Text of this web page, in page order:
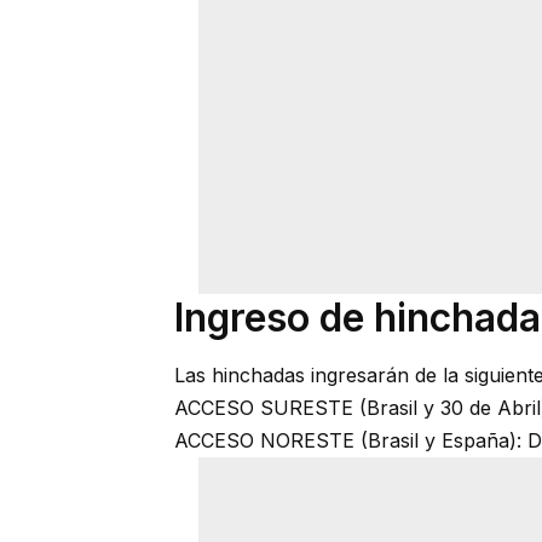
Ingreso de
Las hinchadas ingresarán de la
ACCESO SURESTE (Brasil y 30 de
ACCESO NORESTE (Brasil y España):